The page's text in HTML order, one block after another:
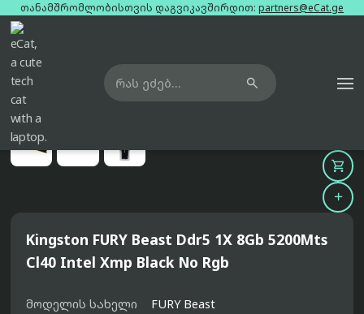
თანამშრომლობისთვის დაგვიკავშირდით: partners@eCat.ge

მთავარი ოპერატიული მეხსიერება kingston-fury-beast-ddr5-1x-8gb-5200mts-cl40-intel-xmp-black-no-rgb

Kingston FURY Beast Ddr5 1X 8Gb 5200Mts
Cl40 Intel Xmp Black No Rgb
მოდელის სახელი
FURY Beast

